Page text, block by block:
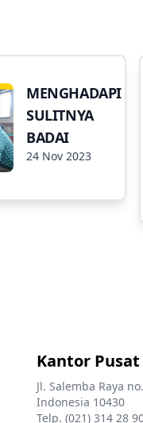
MENGHADAPI
SULITNYA
BADAI
24 Nov 2023
Kantor Pusat
Jl. Salemba Raya
Indonesia 10430
Telp. (021) 314 28